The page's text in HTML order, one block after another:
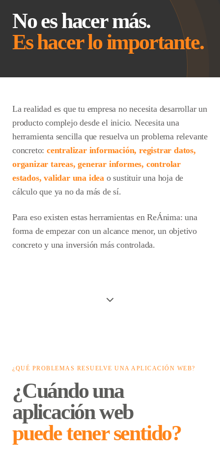
No es hacer más.
Es hacer lo importante.
La realidad es que tu empresa no necesita desarrollar un
producto complejo desde el inicio. Necesita una
herramienta sencilla que resuelva un problema relevante
concreto: centralizar información, registrar datos,
organizar tareas, generar informes, controlar
estados, validar una idea o sustituir una hoja de
cálculo que ya no da más de sí.
Para eso existen estas herramientas en ReÁnima: una
forma de empezar con un alcance menor, un objetivo
concreto y una inversión más controlada.
¿QUÉ PROBLEMAS RESUELVE UNA APLICACIÓN WEB?
¿Cuándo una
aplicación web
puede tener sentido?